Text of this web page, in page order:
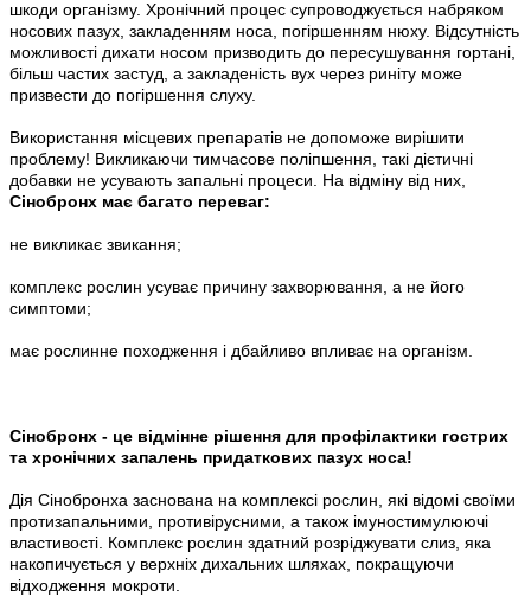
шкоди організму. Хронічний процес супроводжується набряком
носових пазух, закладенням носа, погіршенням нюху. Відсутність
можливості дихати носом призводить до пересушування гортані,
більш частих застуд, а закладеність вух через риніту може
призвести до погіршення слуху.
Використання місцевих препаратів не допоможе вирішити
проблему! Викликаючи тимчасове поліпшення, такі дієтичні
добавки не усувають запальні процеси. На відміну від них,
Сінобронх має багато переваг:
не викликає звикання;
комплекс рослин усуває причину захворювання, а не його
симптоми;
має рослинне походження і дбайливо впливає на організм.
Сінобронх - це відмінне рішення для профілактики гострих
та хронічних запалень придаткових пазух носа!
Дія Сінобронха заснована на комплексі рослин, які відомі своїми
протизапальними, противірусними, а також імуностимулюючі
властивості. Комплекс рослин здатний розріджувати слиз, яка
накопичується у верхніх дихальних шляхах, покращуючи
відходження мокроти.